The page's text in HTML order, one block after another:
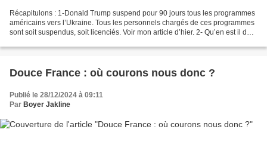
Récapitulons : 1-Donald Trump suspend pour 90 jours tous les programmes
américains vers l’Ukraine. Tous les personnels chargés de ces programmes
sont soit suspendus, soit licenciés. Voir mon article d’hier. 2- Qu’en est il de
Douce France : où courons nous donc ?
Publié le 28/12/2024 à 09:11
Par Boyer Jakline